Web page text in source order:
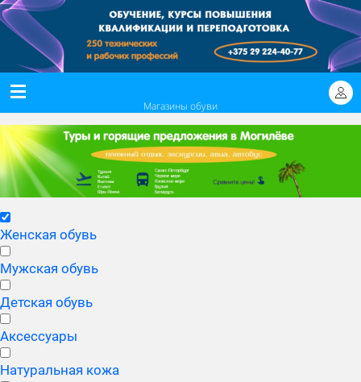
Магазины обуви
Женская обувь
Мужская обувь
Детская обувь
Аксессуары
Натуральная кожа